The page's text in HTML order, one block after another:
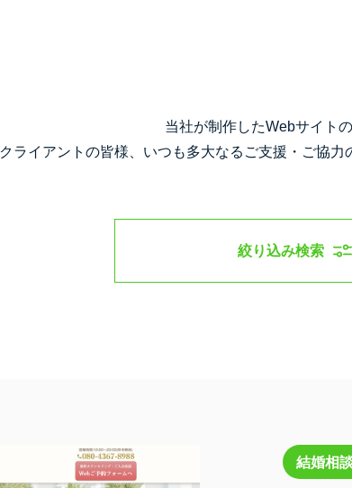
当社が制作したWebサイトの
クライアントの皆様、いつも多大なるご支援・ご協力
絞り込み検索
結婚相